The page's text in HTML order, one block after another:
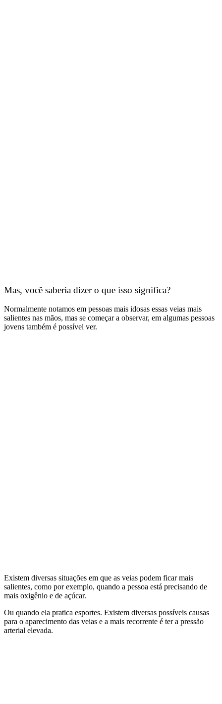
Mas, você saberia dizer o que isso significa?
Normalmente notamos em pessoas mais idosas essas veias mais
salientes nas mãos, mas se começar a observar, em algumas pessoas
jovens também é possível ver.
Existem diversas situações em que as veias podem ficar mais
salientes, como por exemplo, quando a pessoa está precisando de
mais oxigênio e de açúcar.
Ou quando ela pratica esportes. Existem diversas possíveis causas
para o aparecimento das veias e a mais recorrente é ter a pressão
arterial elevada.